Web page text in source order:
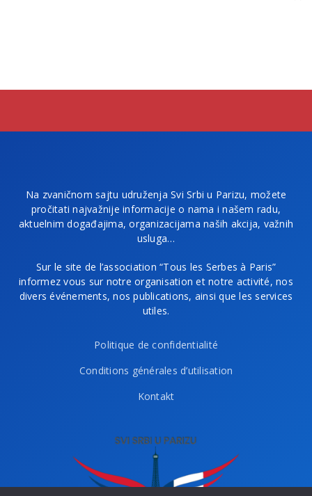
Na zvaničnom sajtu udruženja Svi Srbi u Parizu, možete
pročitati najvažnije informacije o nama i našem radu,
aktuelnim događajima, organizacijama naših akcija, važnih
usluga…
Sur le site de l’association “Tous les Serbes à Paris”
informez vous sur notre organisation et notre activité, nos
divers événements, nos publications, ainsi que les services
utiles.
Politique de confidentialité
Conditions générales d’utilisation
Kontakt